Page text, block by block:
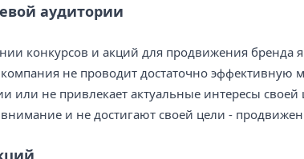
аудитории
конкурсов и акций для продвижения бренда
не проводит достаточно эффективную
или не привлекает актуальные интересы своей
и не достигают своей цели -